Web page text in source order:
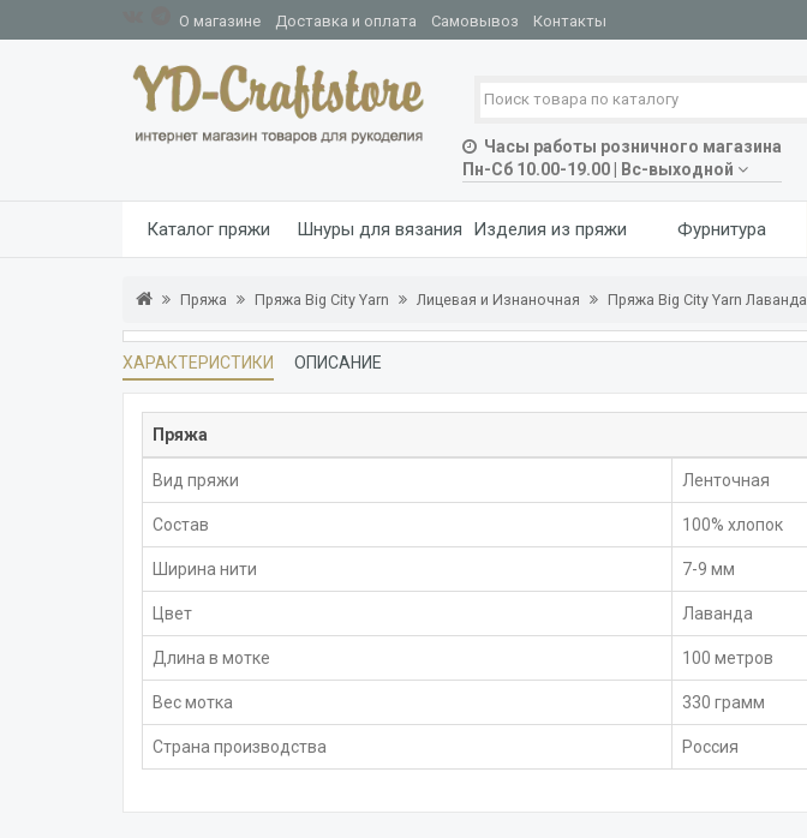
О магазине Доставка и оплата Самовывоз Контакты
Часы работы розничного магазина
Пн-Сб 10.00-19.00 | Вс-выходной
Каталог пряжи Шнуры для вязания Изделия из пряжи Фурнитура
Пряжа Пряжа Big City Yarn Лицевая и Изнаночная Пряжа Big City Yarn Лаванда
ХАРАКТЕРИСТИКИ ОПИСАНИЕ
Пряжа
Вид пряжи Ленточная
Состав 100% хлопок
Ширина нити 7-9 мм
Цвет Лаванда
Длина в мотке 100 метров
Вес мотка 330 грамм
Страна производства Россия